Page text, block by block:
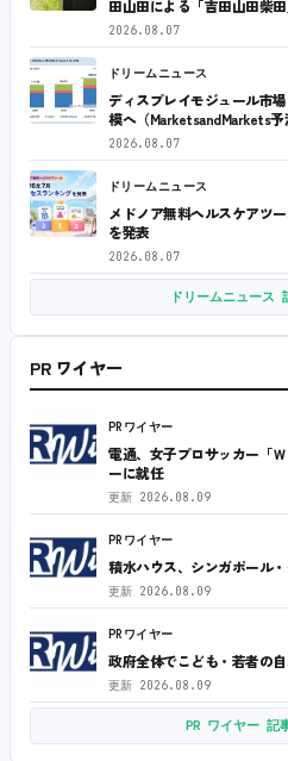
田山田による「吉田山田柴
2026.08.07
ドリームニュース
ディスプレイモジュール市
模へ（MarketsandMarkets予
2026.08.07
ドリームニュース
メドノア無料ヘルスケアツ
を発表
2026.08.07
ドリームニュース
PR ワイヤー
PRワイヤー
電通、女子プロサッカー「
ーに就任
更新 2026.08.09
PRワイヤー
積水ハウス、シンガポール
更新 2026.08.09
PRワイヤー
政府全体でこども・若者の
更新 2026.08.09
PR ワイヤー 記